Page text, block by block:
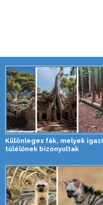
Különleges fák, melyek igazi
túlélőnek bizonyultak